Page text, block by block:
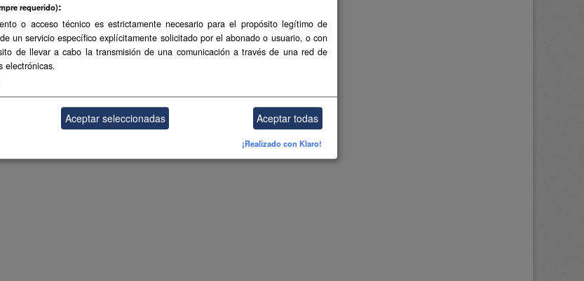
requerido)
o acceso técnico es estrictamente necesario para el propósito legítimo de
un servicio específico explícitamente solicitado por el abonado o usuario, o con
de llevar a cabo la transmisión de una comunicación a través de una red de
electrónicas.
Aceptar seleccionadas Aceptar todas
¡Realizado con Klaro!